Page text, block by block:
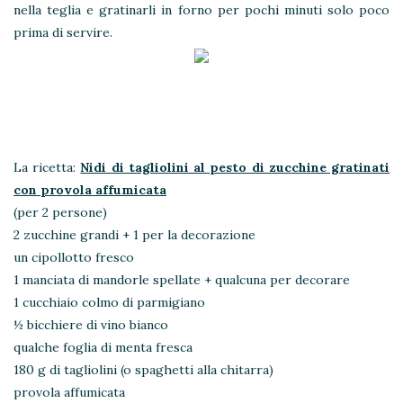
nella teglia e gratinarli in forno per pochi minuti solo poco
prima di servire.
La ricetta:Nidi di tagliolini al pesto di zucchine gratinati
con provola affumicata
(per 2 persone)
2 zucchine grandi + 1 per la decorazione
un cipollotto fresco
1 manciata di mandorle spellate + qualcuna per decorare
1 cucchiaio colmo di parmigiano
½ bicchiere di vino bianco
qualche foglia di menta fresca
180 g di tagliolini (o spaghetti alla chitarra)
provola affumicata